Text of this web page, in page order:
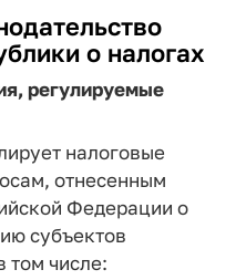
о налогах
регулируемые
налоговые
отнесенным
Федерации о
субъектов
том числе: